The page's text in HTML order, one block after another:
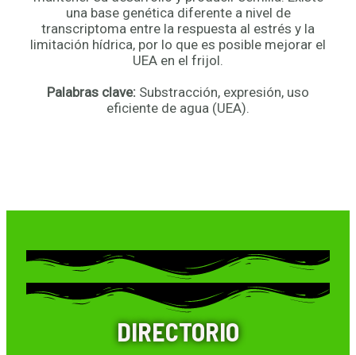
una base genética diferente a nivel de
transcriptoma entre la respuesta al estrés y la
limitación hídrica, por lo que es posible mejorar el
UEA en el frijol.
Palabras clave: Substracción, expresión, uso
eficiente de agua (UEA).
DIRECTORIO